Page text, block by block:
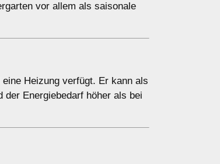
vor allem als saisonale
Heizung verfügt. Er kann als
der Energiebedarf höher als bei